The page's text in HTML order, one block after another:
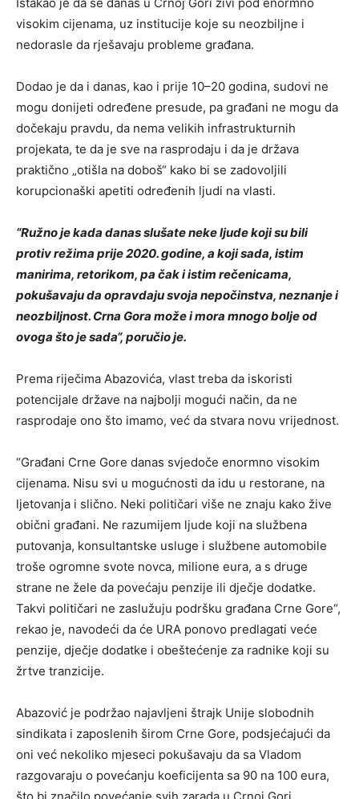
visokim cijenama, uz institucije koje su neozbiljne i
nedorasle da rješavaju probleme građana.
Dodao je da i danas, kao i prije 10–20 godina, sudovi ne
mogu donijeti određene presude, pa građani ne mogu da
dočekaju pravdu, da nema velikih infrastrukturnih
projekata, te da je sve na rasprodaju i da je država
praktično „otišla na doboš“ kako bi se zadovoljili
korupcionaški apetiti određenih ljudi na vlasti.
“Ružno je kada danas slušate neke ljude koji su bili
protiv režima prije 2020. godine, a koji sada, istim
manirima, retorikom, pa čak i istim rečenicama,
pokušavaju da opravdaju svoja nepočinstva, neznanje i
neozbiljnost. Crna Gora može i mora mnogo bolje od
ovoga što je sada“, poručio je.
Prema riječima Abazovića, vlast treba da iskoristi
potencijale države na najbolji mogući način, da ne
rasprodaje ono što imamo, već da stvara novu vrijednost.
“Građani Crne Gore danas svjedoče enormno visokim
cijenama. Nisu svi u mogućnosti da idu u restorane, na
ljetovanja i slično. Neki političari više ne znaju kako žive
obični građani. Ne razumijem ljude koji na službena
putovanja, konsultantske usluge i službene automobile
troše ogromne svote novca, milione eura, a s druge
strane ne žele da povećaju penzije ili dječje dodatke.
Takvi političari ne zaslužuju podršku građana Crne Gore“,
rekao je, navodeći da će URA ponovo predlagati veće
penzije, dječje dodatke i obeštećenje za radnike koji su
žrtve tranzicije.
Abazović je podržao najavljeni štrajk Unije slobodnih
sindikata i zaposlenih širom Crne Gore, podsjećajući da
oni već nekoliko mjeseci pokušavaju da sa Vladom
razgovaraju o povećanju koeficijenta sa 90 na 100 eura,